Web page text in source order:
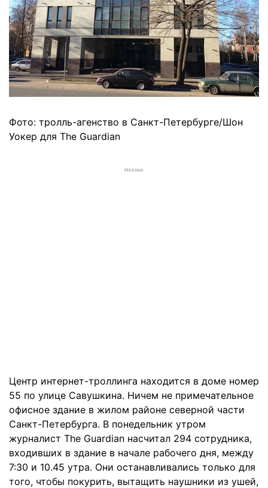
Фото: тролль-агенство в Санкт-Петербурге/Шон
Уокер для The Guardian
РЕКЛАМА
Центр интернет-троллинга находится в доме номер
55 по улице Савушкина. Ничем не примечательное
офисное здание в жилом районе северной части
Санкт-Петербурга. В понедельник утром
журналист The Guardian насчитал 294 сотрудника,
входивших в здание в начале рабочего дня, между
7:30 и 10.45 утра. Они останавливались только для
того, чтобы покурить, вытащить наушники из ушей,